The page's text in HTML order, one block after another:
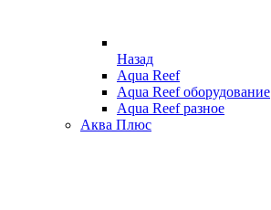
Назад
Aqua Reef
Aqua Reef оборудование
Aqua Reef разное
Аква Плюс